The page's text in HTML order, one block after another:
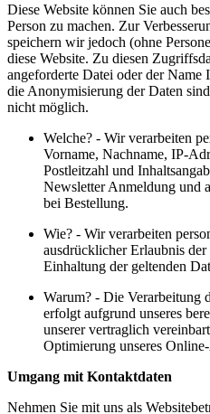
Diese Website können Sie auch
Person zu machen. Zur
speichern wir jedoch (ohne
diese Website. Zu diesen
angeforderte Datei oder der Name
die Anonymisierung der Daten
nicht möglich.
Welche? - Wir verarbeiten
Vorname, Nachname, IP-
Postleitzahl und
Newsletter Anmeldung und
bei Bestellung.
Wie? - Wir verarbeiten
ausdrücklicher Erlaubnis
Einhaltung der geltenden
Warum? - Die Verarbeitung
erfolgt aufgrund unseres
unserer vertraglich
Optimierung unseres
Umgang mit Kontaktdaten
Nehmen Sie mit uns als